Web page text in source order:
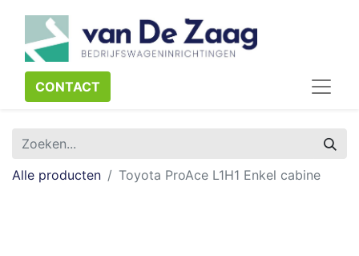
CONTACT​​​​
Alle producten Toyota ProAce L1H1 Enkel cabine